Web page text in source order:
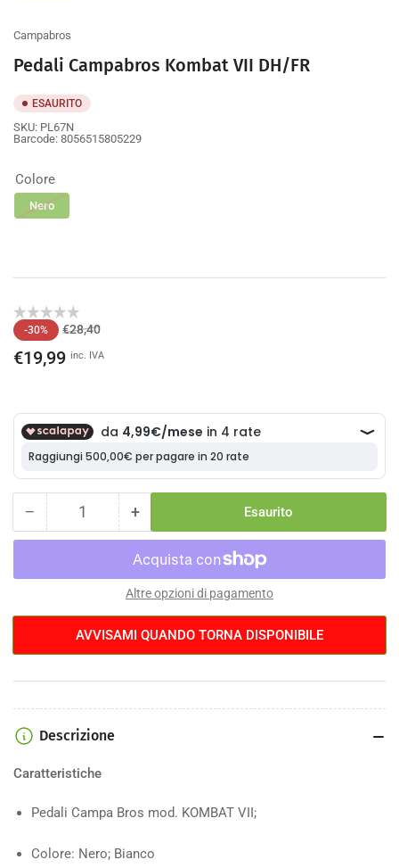
Campabros
Pedali Campabros Kombat VII DH/FR
ESAURITO
SKU: PL67N
Barcode: 8056515805229
Colore
Nero
Prezzo
di
listino
-30% €28,40Prezzo
scontato
€19,99 inc. IVA
− Diminuisci
la
per
Campabros
Kombat
VII
Quantità +Aumenta
la
quantità
per
Pedali
Campabros
Kombat
VII
Esaurito
Altre opzioni di pagamento
AVVISAMI QUANDO TORNA DISPONIBILE
Descrizione
Caratteristiche
Pedali Campa Bros mod. KOMBAT VII;
Colore: Nero; Bianco